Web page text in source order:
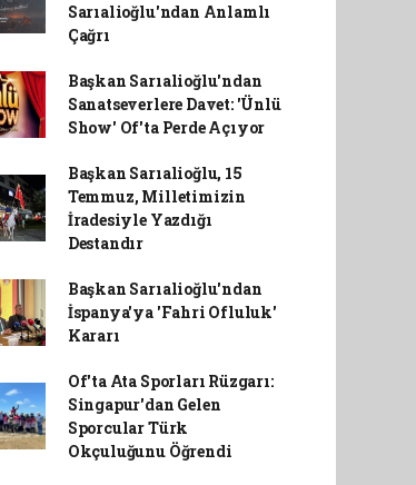
Sarıalioğlu'ndan Anlamlı
Çağrı
Başkan Sarıalioğlu'ndan
Sanatseverlere Davet: 'Ünlü
Show' Of'ta Perde Açıyor
Başkan Sarıalioğlu, 15
Temmuz, Milletimizin
İradesiyle Yazdığı
Destandır
Başkan Sarıalioğlu'ndan
İspanya'ya 'Fahri Ofluluk'
Kararı
Of'ta Ata Sporları Rüzgarı:
Singapur'dan Gelen
Sporcular Türk
Okçuluğunu Öğrendi